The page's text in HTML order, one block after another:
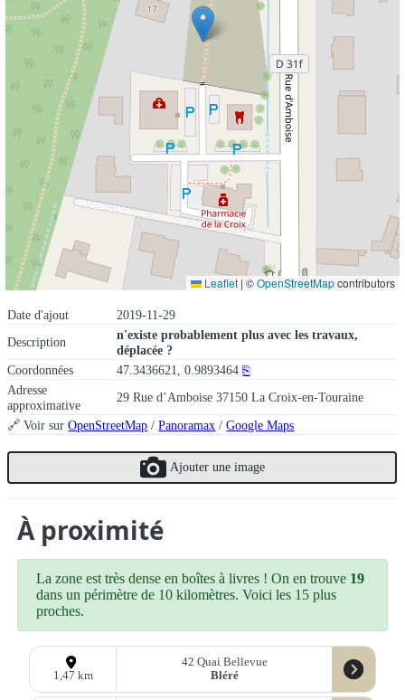
Date d'ajout
2019-11-29
Description
n'existe probablement plus avec les travaux,
déplacée ?
Coordonnées
47.3436621, 0.9893464 ⎘
Adresse
approximative
29 Rue d’Amboise 37150 La Croix-en-Touraine
🔗 Voir surOpenStreetMap /Panoramax /Google Maps
Ajouter une image
Leaflet | ©OpenStreetMapcontributors
À proximité
La zone est très dense en boîtes à livres ! On en trouve 19
dans un périmètre de 10 kilomètres. Voici les 15 plus
proches.
1,47 km
42 Quai Bellevue
Bléré